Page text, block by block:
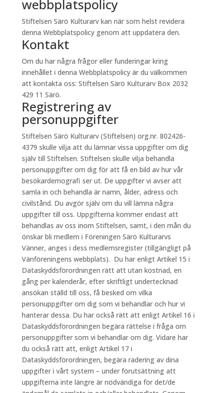
webbplatspolicy
Stiftelsen Särö Kulturarv kan när som helst revidera
denna Webbplatspolicy genom att uppdatera den.
Kontakt
Om du har några frågor eller funderingar kring
innehållet i denna Webbplatspolicy är du välkommen
att kontakta oss: Stiftelsen Särö Kulturarv Box 2032
429 11 Särö.
Registrering av
personuppgifter
Stiftelsen Särö Kulturarv (Stiftelsen) org.nr. 802426-
4379 skulle vilja att du lämnar vissa uppgifter om dig
själv till Stiftelsen. Stiftelsen skulle vilja behandla
personuppgifter om dig för att få en bild av hur vår
besökardemografi ser ut. De uppgifter vi avser att
samla in och behandla är namn, ålder, adress och
civilstånd. Du avgör själv om du vill lämna några
uppgifter till oss. Uppgifterna kommer endast att
behandlas av oss inom Stiftelsen, samt, i den mån du
önskar bli medlem i Föreningen Särö Kulturarvs
Vänner, anges i dess medlemsregister (tillgängligt på
Vänföreningens webbplats). Du har enligt Artikel 15 i
Dataskyddsförordningen rätt att utan kostnad, en
gång per kalenderår, efter skriftligt undertecknad
ansökan ställd till oss, få besked om vilka
personuppgifter om dig som vi behandlar och hur vi
hanterar dessa. Du har också rätt att enligt Artikel 16 i
Dataskyddsförordningen begära rättelse i fråga om
personuppgifter som vi behandlar om dig. Vidare har
du också rätt att, enligt Artikel 17 i
Dataskyddsförordningen, begära radering av dina
uppgifter i vårt system – under förutsättning att
uppgifterna inte längre är nödvändiga för det/de